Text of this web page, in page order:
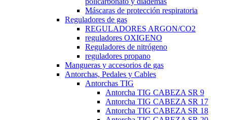
Máscaras de protección respiratoria
Reguladores de gas
REGULADORES ARGON/CO2
reguladores OXIGENO
Reguladores de nitrógeno
reguladores propano
Mangueras y accesorios de gas
Antorchas, Pedales y Cables
Antorchas TIG
Antorcha TIG CABEZA SR 9
Antorcha TIG CABEZA SR 17
Antorcha TIG CABEZA SR 18